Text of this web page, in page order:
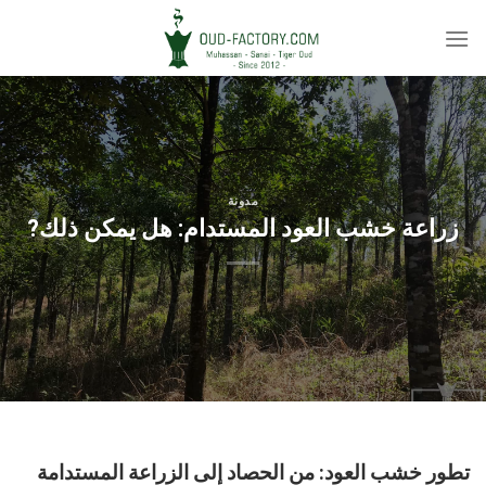
مدونة
زراعة خشب العود المستدام: هل يمكن ذلك?
تطور خشب العود: من الحصاد إلى الزراعة المستدامة